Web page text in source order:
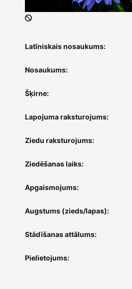
Latīniskais nosaukums:
Nosaukums:
Šķirne:
Lapojuma raksturojums:
Ziedu raksturojums:
Ziedēšanas laiks:
Apgaismojums:
Augstums (zieds/lapas):
Stādīšanas attālums:
Pielietojums: